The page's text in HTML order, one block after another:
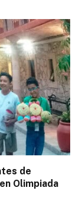
de
Olimpiada